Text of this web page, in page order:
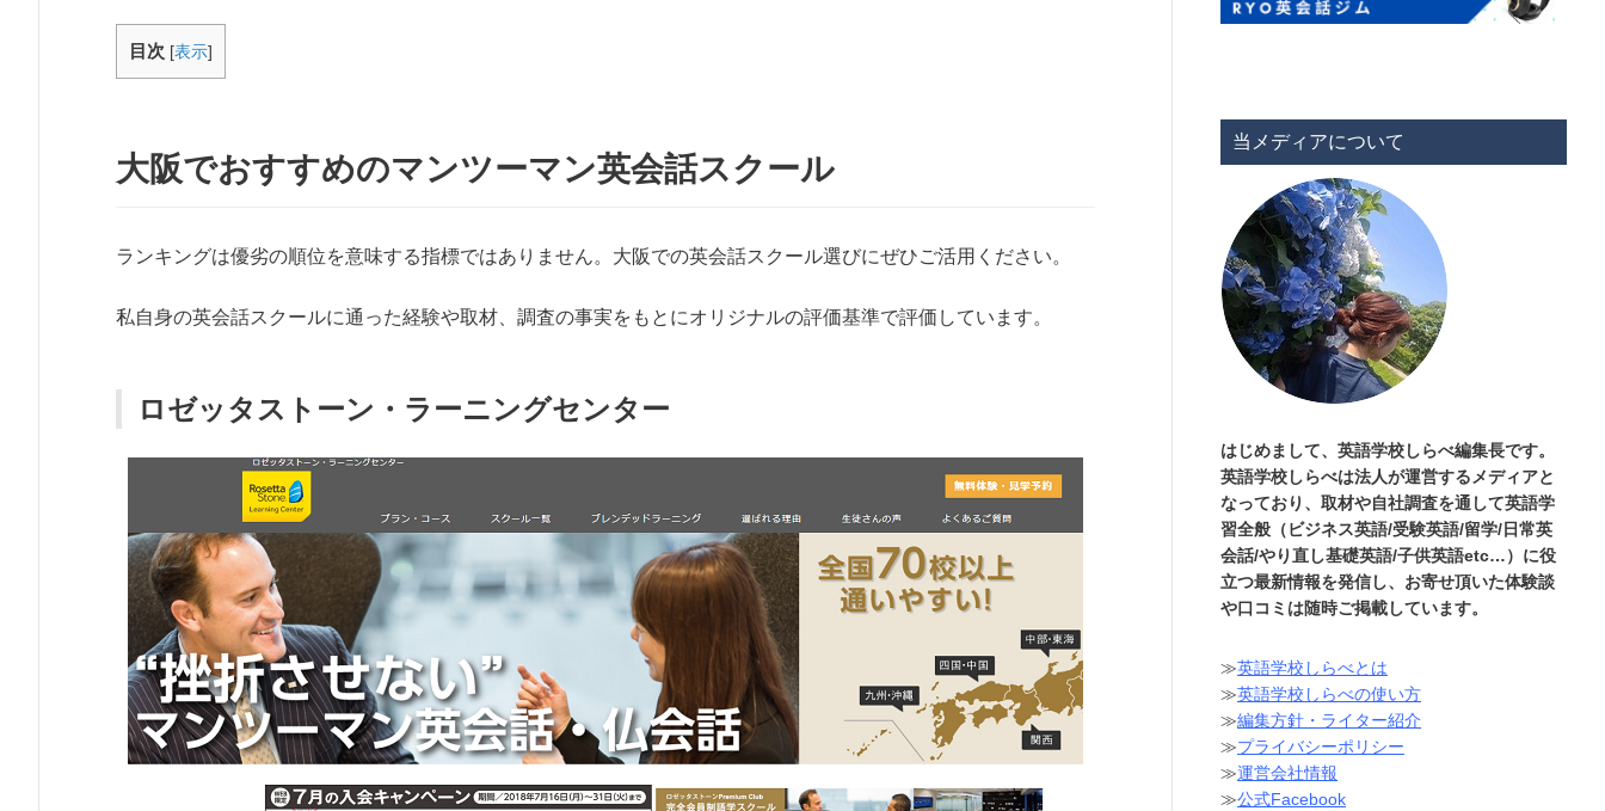
目次 [表示]
大阪でおすすめのマンツーマン英会話スクール
ランキングは優劣の順位を意味する指標ではありません。大阪での英会話スクール選びにぜひご活用ください。
私自身の英会話スクールに通った経験や取材、調査の事実をもとにオリジナルの評価基準で評価しています。
ロゼッタストーン・ラーニングセンター
当メディアについて
はじめまして、英語学校しらべ編集長です。
英語学校しらべは法人が運営するメディアと
なっており、取材や自社調査を通して英語学
習全般（ビジネス英語/受験英語/留学/日常英
会話/やり直し基礎英語/子供英語etc…）に役
立つ最新情報を発信し、お寄せ頂いた体験談
や口コミは随時ご掲載しています。
≫英語学校しらべとは
≫英語学校しらべの使い方
≫編集方針・ライター紹介
≫プライバシーポリシー
≫運営会社情報
≫公式Facebook